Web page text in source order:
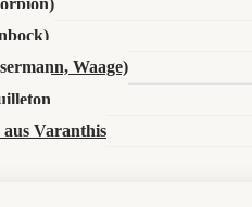
Waage)
Varanthis